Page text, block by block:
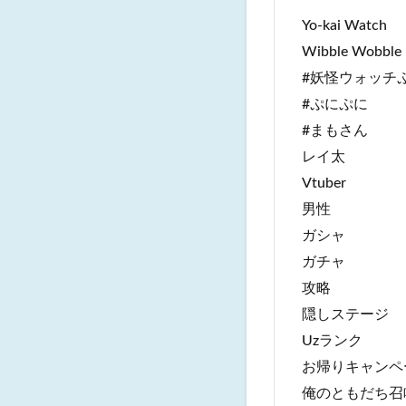
Yo-kai Watch
Wibble Wobble
#妖怪ウォッチ
#ぷにぷに
#まもさん
レイ太
Vtuber
男性
ガシャ
ガチャ
攻略
隠しステージ
Uzランク
お帰りキャンペ
俺のともだち